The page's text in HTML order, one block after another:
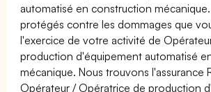
automatisé en construction
protégés contre les dommages que
l'exercice de votre activité de
production d'équipement automatisé
mécanique. Nous trouvons l'assurance
Opérateur / Opératrice de production